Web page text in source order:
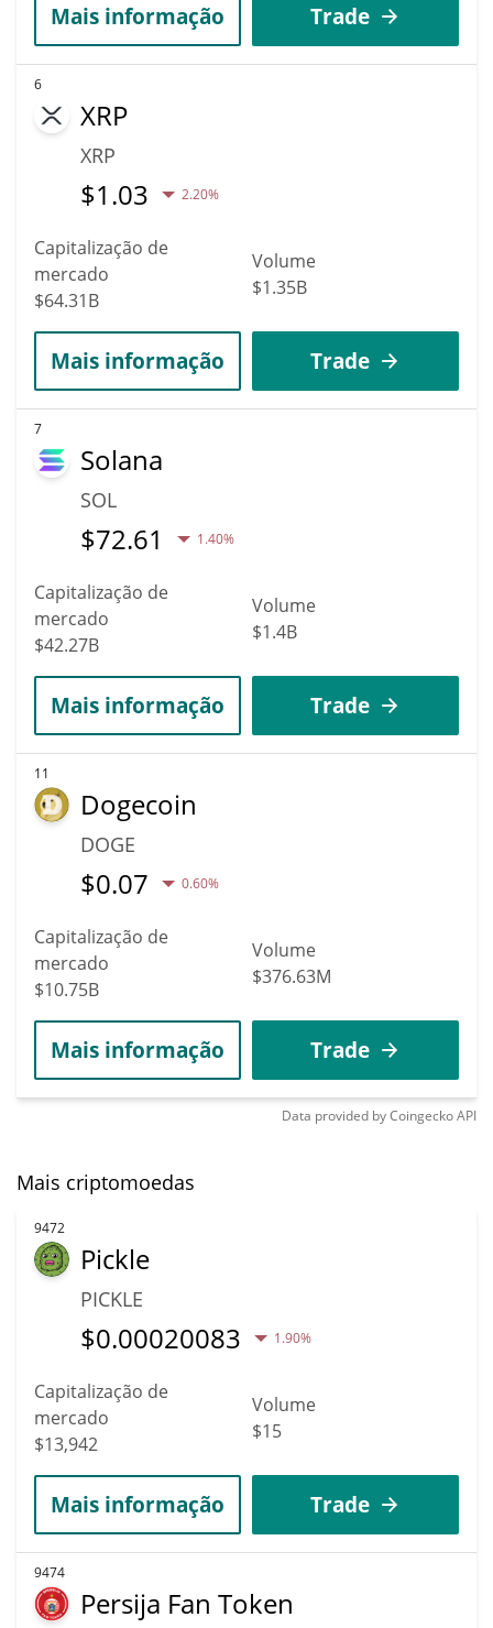
Mais informação Trade
6
XRP
XRP
$1.03 2.20%
Capitalização de
mercado
$64.31B
Volume
$1.35B
Mais informação Trade
7
Solana
SOL
$72.61 1.40%
Capitalização de
mercado
$42.27B
Volume
$1.4B
Mais informação Trade
11
Dogecoin
DOGE
$0.07 0.60%
Capitalização de
mercado
$10.75B
Volume
$376.63M
Mais informação Trade
Data provided byCoingeckoAPI
Mais criptomoedas
9472
Pickle
PICKLE
$0.00020083 1.90%
Capitalização de
mercado
$13,942
Volume
$15
Mais informação Trade
9474
Persija Fan Token